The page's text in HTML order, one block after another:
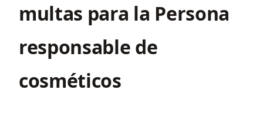
multas para la Persona
responsable de
cosméticos